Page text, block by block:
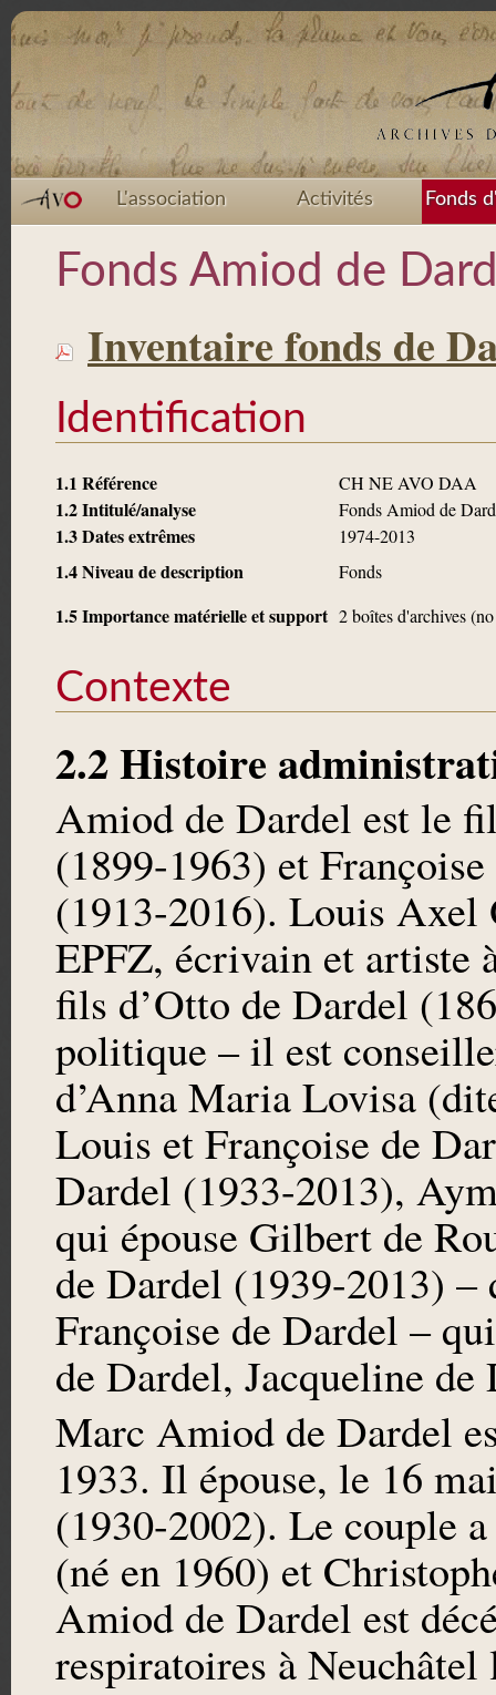
L'association Activités Fonds
Fonds Amiod de
Inventaire fonds de
Identification
1.1 Référence CH NE AVO DAA
1.2 Intitulé/analyse Fonds Amiod de
1.3 Dates extrêmes 1974-2013
1.4 Niveau de description Fonds
1.5 Importance matérielle et support 2 boîtes d'archives
Contexte
2.2 Histoire
Amiod de Dardel est le
(1899-1963) et
(1913-2016). Louis
EPFZ, écrivain et artiste
fils d’Otto de Dardel
politique – il est
d’Anna Maria Lovisa
Louis et Françoise de
Dardel (1933-2013),
qui épouse Gilbert de
de Dardel (1939-2013)
Françoise de Dardel –
de Dardel, Jacqueline
Marc Amiod de Dardel
1933. Il épouse, le 16
(1930-2002). Le couple
(né en 1960) et
Amiod de Dardel est
respiratoires à